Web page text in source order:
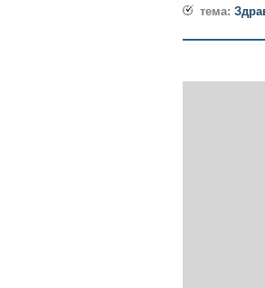
тема: